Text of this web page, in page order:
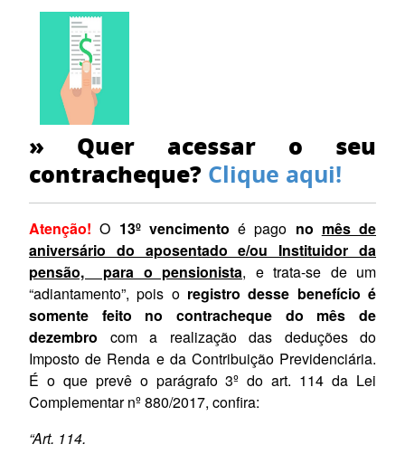
» Quer acessar o seu
contracheque? Clique aqui!
Atenção!O 13º vencimento é pago no mês de
aniversário do aposentado e/ou Instituidor da
pensão, para o pensionista, e trata-se de um
“adiantamento”, pois oregistro desse benefício é
somente feito
no contracheque do mês de
dezembro com a realização das deduções do
Imposto de Renda e da Contribuição Previdenciária.
É o que prevê o parágrafo 3º do art. 114 da Lei
Complementar nº 880/2017, confira:
“Art. 114.